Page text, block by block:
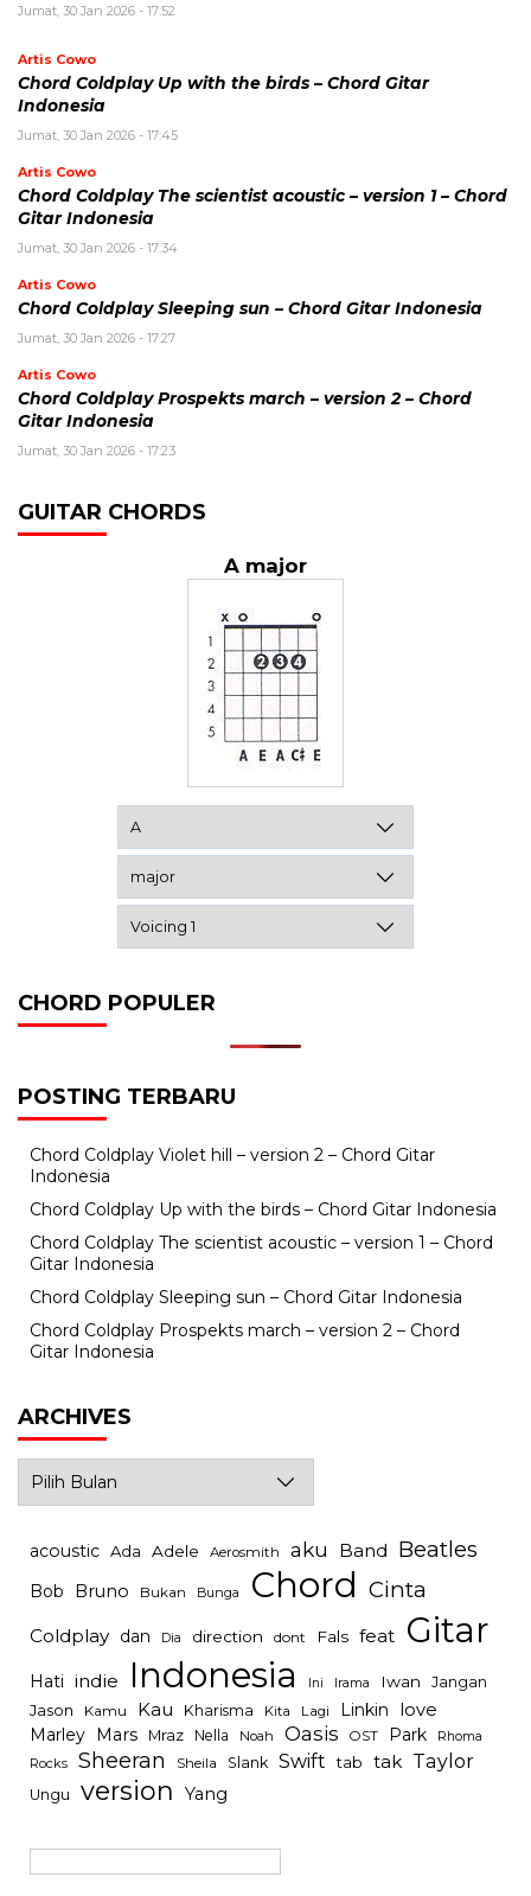
Jumat, 30 Jan 2026 - 17:52
Artis Cowo
Chord Coldplay Up with the birds – Chord Gitar
Indonesia
Jumat, 30 Jan 2026 - 17:45
Artis Cowo
Chord Coldplay The scientist acoustic – version 1 – Chord
Gitar Indonesia
Jumat, 30 Jan 2026 - 17:34
Artis Cowo
Chord Coldplay Sleeping sun – Chord Gitar Indonesia
Jumat, 30 Jan 2026 - 17:27
Artis Cowo
Chord Coldplay Prospekts march – version 2 – Chord
Gitar Indonesia
Jumat, 30 Jan 2026 - 17:23
GUITAR CHORDS
A major
CHORD POPULER
POSTING TERBARU
Chord Coldplay Violet hill – version 2 – Chord Gitar
Indonesia
Chord Coldplay Up with the birds – Chord Gitar Indonesia
Chord Coldplay The scientist acoustic – version 1 – Chord
Gitar Indonesia
Chord Coldplay Sleeping sun – Chord Gitar Indonesia
Chord Coldplay Prospekts march – version 2 – Chord
Gitar Indonesia
ARCHIVES
acoustic Ada Adele Aerosmith aku Band Beatles
Bob Bruno Bukan Bunga Chord Cinta
Coldplay dan Dia direction dont Fals feat Gitar
Hati indie Indonesia Ini Irama Iwan Jangan
Jason Kamu Kau Kharisma Kita Lagi Linkin love
Marley Mars Mraz Nella Noah Oasis OST Park Rhoma
Rocks Sheeran Sheila Slank Swift tab tak Taylor
Ungu version Yang